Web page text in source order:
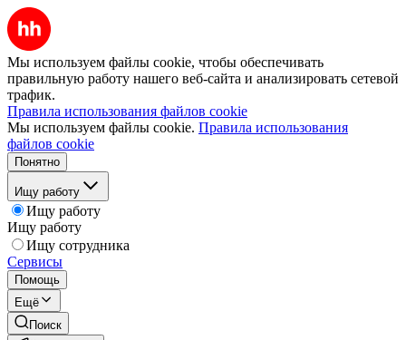
Мы используем файлы cookie, чтобы обеспечивать
правильную работу нашего веб-сайта и анализировать сетевой
трафик.
Правила использования файлов cookie
Мы используем файлы cookie. Правила использования
файлов cookie
Понятно
Ищу работу
Ищу работу
Ищу работу
Ищу сотрудника
Сервисы
Помощь
Ещё
Поиск